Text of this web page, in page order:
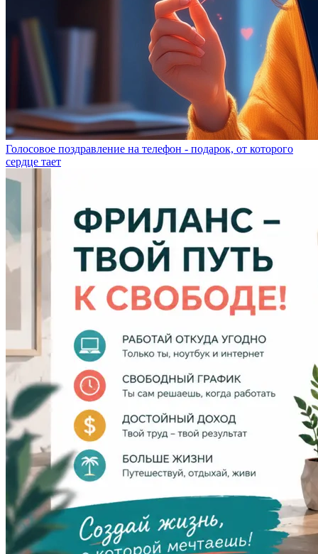
Голосовое поздравление на телефон - подарок, от которого
сердце тает